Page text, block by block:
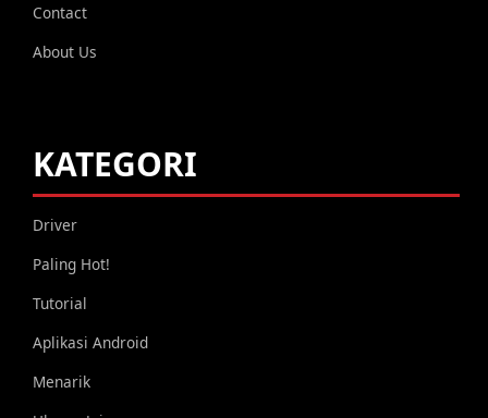
Contact
About Us
KATEGORI
Driver
Paling Hot!
Tutorial
Aplikasi Android
Menarik